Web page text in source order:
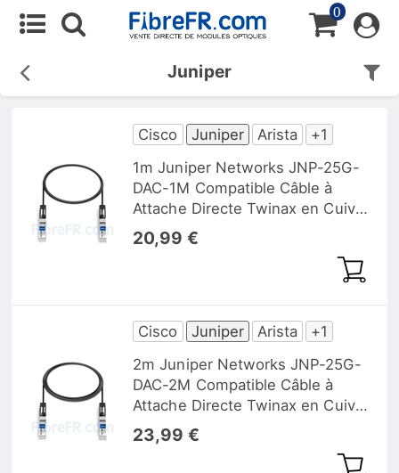
0
Juniper
Cisco Juniper Arista
+1
1m Juniper Networks JNP-25G-
DAC-1M Compatible Câble à
Attache Directe Twinax en Cuivre
Passif 25G SFP28
20,99 €
Cisco Juniper Arista
+1
2m Juniper Networks JNP-25G-
DAC-2M Compatible Câble à
Attache Directe Twinax en Cuivre
Passif 25G SFP28
23,99 €